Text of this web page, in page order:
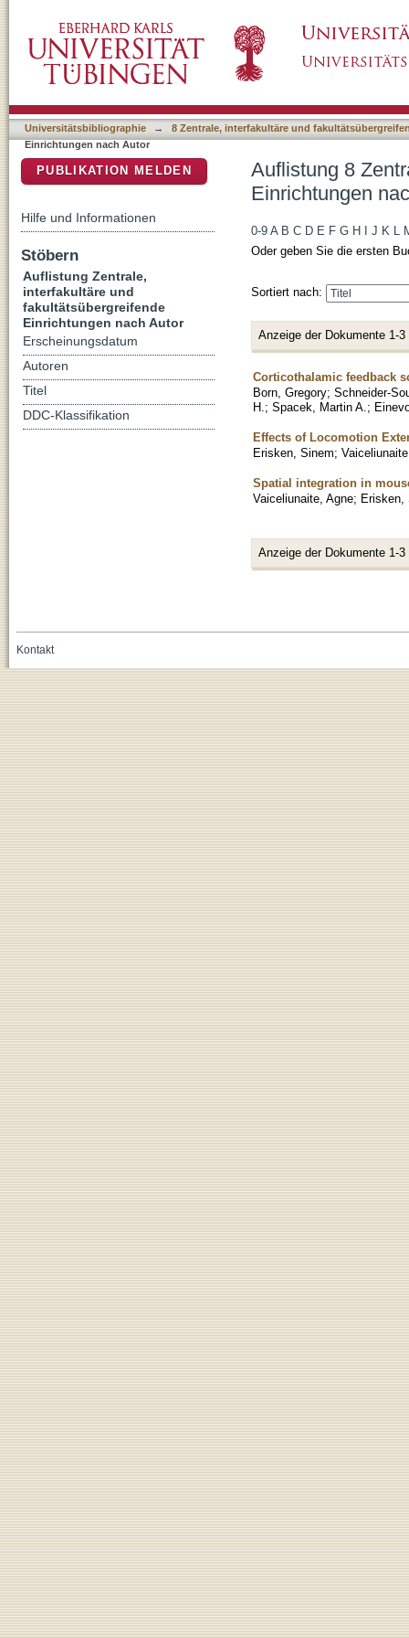
"Vaiceliunaite, Agne"
Universitätsbibliographie →
8 Zentrale, interfakultäre und
Einrichtungen nach Autor
Auflistung 8
Einrichtungen
0-9 A B C D E F G H J K L
Oder geben Sie die ersten
Sortiert nach:
Anzeige der Dokumente 1-3
Corticothalamic feedback
Born, Gregory; Schneider-
H. ; Spacek, Martin A. ;
Effects of Locomotion
Erisken, Sinem;
Spatial integration in
Vaiceliunaite, Agne; Erisken,
Anzeige der Dokumente 1-3
PUBLIKATION MELDEN
Hilfe und Informationen
Stöbern
Auflistung Zentrale,
interfakultäre und
fakultätsübergreifende
Einrichtungen nach Autor
Erscheinungsdatum
Autoren
Titel
DDC-Klassifikation
Kontakt